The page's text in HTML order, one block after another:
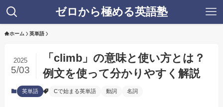
ゼロから極める英語塾
ホーム 英単語
「climb」の意味と使い方とは？
例文を使って分かりやすく解説
2025
5/03
英単語 Cで始まる英単語 動詞 名詞